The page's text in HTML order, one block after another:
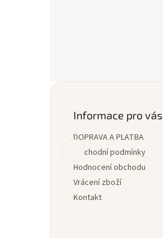
Informace pro vás
DOPRAVA A PLATBA
Obchodní podmínky
Hodnocení obchodu
Vrácení zboží
Kontakt